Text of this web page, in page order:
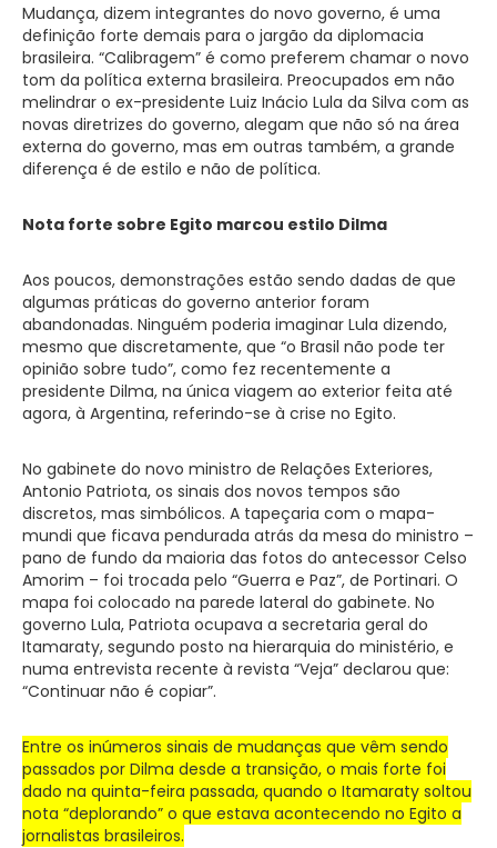
Mudança, dizem integrantes do novo governo, é uma
definição forte demais para o jargão da diplomacia
brasileira. “Calibragem” é como preferem chamar o novo
tom da política externa brasileira. Preocupados em não
melindrar o ex-presidente Luiz Inácio Lula da Silva com as
novas diretrizes do governo, alegam que não só na área
externa do governo, mas em outras também, a grande
diferença é de estilo e não de política.
Nota forte sobre Egito marcou estilo Dilma
Aos poucos, demonstrações estão sendo dadas de que
algumas práticas do governo anterior foram
abandonadas. Ninguém poderia imaginar Lula dizendo,
mesmo que discretamente, que “o Brasil não pode ter
opinião sobre tudo”, como fez recentemente a
presidente Dilma, na única viagem ao exterior feita até
agora, à Argentina, referindo-se à crise no Egito.
No gabinete do novo ministro de Relações Exteriores,
Antonio Patriota, os sinais dos novos tempos são
discretos, mas simbólicos. A tapeçaria com o mapa-
mundi que ficava pendurada atrás da mesa do ministro –
pano de fundo da maioria das fotos do antecessor Celso
Amorim – foi trocada pelo “Guerra e Paz”, de Portinari. O
mapa foi colocado na parede lateral do gabinete. No
governo Lula, Patriota ocupava a secretaria geral do
Itamaraty, segundo posto na hierarquia do ministério, e
numa entrevista recente à revista “Veja” declarou que:
“Continuar não é copiar”.
Entre os inúmeros sinais de mudanças que vêm sendo
passados por Dilma desde a transição, o mais forte foi
dado na quinta-feira passada, quando o Itamaraty soltou
nota “deplorando” o que estava acontecendo no Egito a
jornalistas brasileiros.